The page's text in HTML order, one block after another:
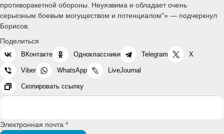
противоракетной обороны. Неуязвима и обладает очень
серьезным боевым могуществом и потенциалом"» — подчеркнул
Борисов.
Поделиться
ВКонтакте Одноклассники Telegram X
Viber WhatsApp LiveJournal
Скопировать ссылку
Электронная почта *